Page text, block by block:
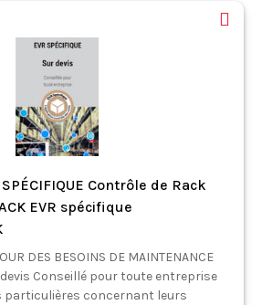
Contrôle de Rack
EVR spécifique
DES BESOINS DE MAINTENANCE
devis Conseillé pour toute entreprise
particulières concernant leurs